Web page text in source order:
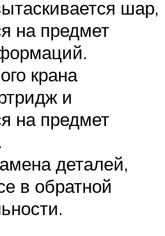
шар,
на предмет
крана
и
на предмет
деталей,
в обратной